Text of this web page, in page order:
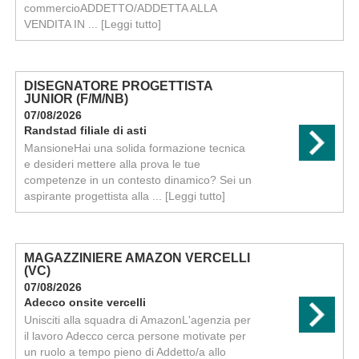
commercioADDETTO/ADDETTA ALLA
VENDITA IN ... [Leggi tutto]
DISEGNATORE PROGETTISTA
JUNIOR (F/M/NB)
07/08/2026
Randstad filiale di asti
MansioneHai una solida formazione tecnica
e desideri mettere alla prova le tue
competenze in un contesto dinamico? Sei un
aspirante progettista alla ... [Leggi tutto]
MAGAZZINIERE AMAZON VERCELLI
(VC)
07/08/2026
Adecco onsite vercelli
Unisciti alla squadra di AmazonL'agenzia per
il lavoro Adecco cerca persone motivate per
un ruolo a tempo pieno di Addetto/a allo